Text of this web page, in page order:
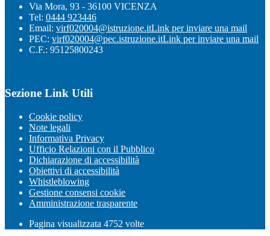
Via Mora, 93 - 36100 VICENZA
Tel: 0444 923446
Email: virf020004@istruzione.itLink per inviare una mail
PEC: virf020004@pec.istruzione.itLink per inviare una mail
C.F.: 95125800243
Sezione Link Utili
Cookie policy
Note legali
Informativa Privacy
Ufficio Relazioni con il Pubblico
Dichiarazione di accessibilità
Obiettivi di accessibilità
Whistleblowing
Gestione consensi cookie
Amministrazione trasparente
Pagina visualizzata 4752 volte